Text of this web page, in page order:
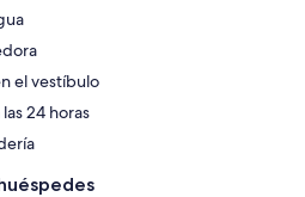
el vestíbulo
24 horas